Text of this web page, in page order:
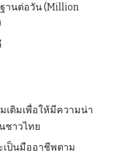
านต่อวัน (Million
เติมเพื่อให้มีความน่า
ชาวไทย
เป็นมืออาชีพตาม